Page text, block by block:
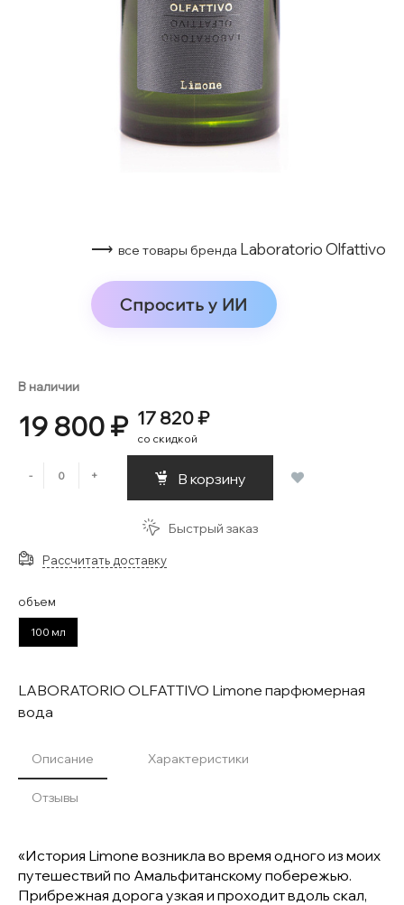
⟶ все товары бренда Laboratorio Olfattivo
Спросить у ИИ
В наличии
19 800 ₽ 17 820 ₽
со скидкой
- + В корзину
Быстрый заказ
Рассчитать доставку
объем
100 мл
LABORATORIO OLFATTIVO Limone парфюмерная
вода
Описание Характеристики
Отзывы
«История Limone возникла во время одного из моих
путешествий по Амальфитанскому побережью.
Прибрежная дорога узкая и проходит вдоль скал,